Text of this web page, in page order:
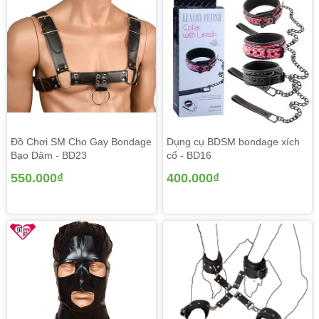
Đồ chơi bạo dâm Bộ bondage cao cấp
Thông tin sản phẩm: Đồ chơi bạo dâm kích thích mạnh
Đồ Chơi SM Cho Gay Bondage
Bạo Dâm - BD23
550.000₫
Dụng cụ BDSM bondage xích
cổ - BD16
400.000₫